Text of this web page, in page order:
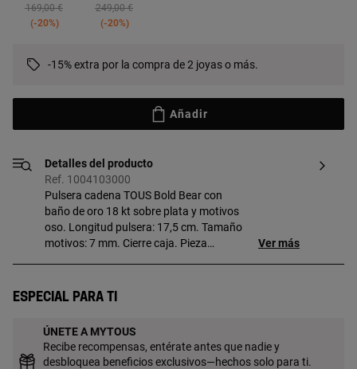
Price reduced from
169,00 €to
-20%
Price reduced from
249,00 €to
-20%
-15% extra por la compra de 2 joyas o más.
Añadir
Detalles del producto
Ref. 1004103000
Pulsera cadena TOUS Bold Bear con
baño de oro 18 kt sobre plata y motivos
oso. Longitud pulsera: 17,5 cm. Tamaño
motivos: 7 mm. Cierre caja. Pieza
espesor. Esta calidad garantiza una
Ver más
Especial para ti
ÚNETE A MYTOUS
Recibe recompensas, entérate antes que nadie y
desbloquea beneficios exclusivos—hechos solo para ti.